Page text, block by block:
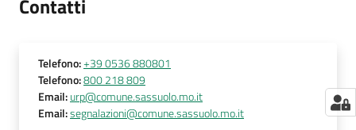
Contatti
Telefono:+39 0536 880801
Telefono:800 218 809
Email:urp@comune.sassuolo.mo.it
Email:segnalazioni@comune.sassuolo.mo.it